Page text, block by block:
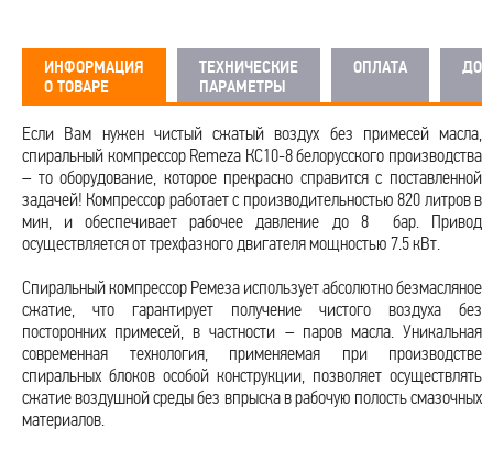
ИНФОРМАЦИЯ
О ТОВАРЕ
ТЕХНИЧЕСКИЕ
ПАРАМЕТРЫ
ОПЛАТА
Если Вам нужен чистый сжатый воздух без примесей масла,
спиральный компрессор Remeza КС10-8 белорусского производства
– то оборудование, которое прекрасно справится с поставленной
задачей! Компрессор работает с производительностью 820 литров в
мин, и обеспечивает рабочее давление до 8 бар. Привод
осуществляется от трехфазного двигателя мощностью 7.5 кВт.
Спиральный компрессор Ремеза использует абсолютно безмасляное
сжатие, что гарантирует получение чистого воздуха без
посторонних примесей, в частности – паров масла. Уникальная
современная технология, применяемая при производстве
спиральных блоков особой конструкции, позволяет осуществлять
сжатие воздушной среды без впрыска в рабочую полость смазочных
материалов.